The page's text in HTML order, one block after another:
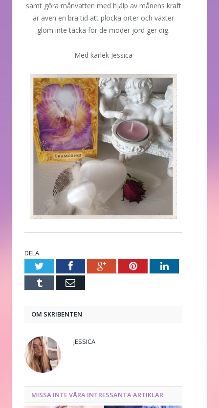
samt göra månvatten med hjälp av månens kraft
är även en bra tid att plocka örter och växter
glöm inte tacka för de moder jord ger dig.
Med kärlek Jessica
DELA.
TwitterFacebookGoogle+PinterestLinkedIn
Tumblr E-
OM SKRIBENTEN
JESSICA
MISSA INTE VÅRA INTRESSANTA ARTIKLAR